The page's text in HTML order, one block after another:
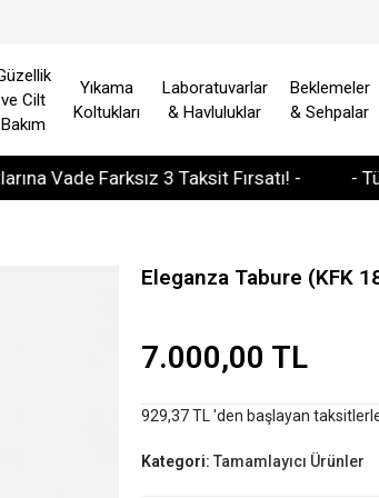
Farksız 3 Taksit Fırsatı! - - Tüm
ve Cilt
Bakım
Yıkama
Koltukları
Laboratuvarlar
& Havluluklar
Beklemeler
& Sehpalar
Eleganza Tabure (KFK
7.000,00 TL
929,37 TL 'den başlayan
Kategori: Tamamlayıcı Ürünler